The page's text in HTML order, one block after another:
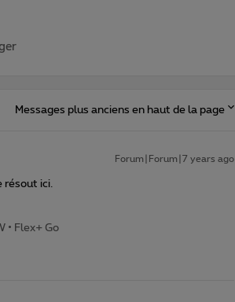
Messages plus anciens en haut de la page
Forum|Forum|7 years ago
ici.
• Flex+ Go